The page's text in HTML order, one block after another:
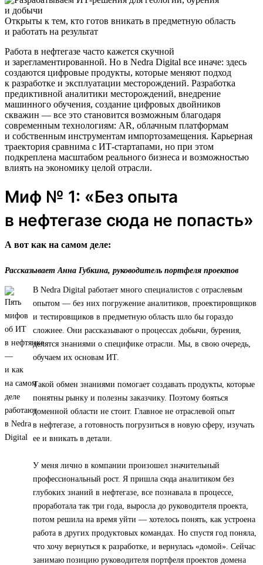
Открыты к тем, кто готов вникать в предметную область
и работать на результат
Работа в нефтегазе часто кажется скучной
и зарегламентированной. Но в Nedra Digital все иначе: здесь
создаются цифровые продукты, которые меняют подход
к разработке и эксплуатации месторождений. Разработка
предиктивной аналитики месторождений, внедрение
машинного обучения, создание цифровых двойников
скважин — все это становится возможным благодаря
современным технологиям: AR, облачным платформам
и собственным инструментам импортозамещения. Карьерная
траектория сравнима с ИТ-стартапами, но при этом
подкреплена масштабом реального бизнеса и возможностью
влиять на экономику целой отрасли.
Миф № 1: «Без опыта
в нефтегазе сюда не попасть»
А вот как на самом деле:
Рассказывает Анна Губкина, руководитель портфеля проектов
В Nedra Digital работает много специалистов с отраслевым
опытом — без них погружение аналитиков, проектировщиков
и тестировщиков в предметную область шло бы гораздо
сложнее. Они рассказывают о процессах добычи, бурения,
делятся знаниями о специфике отрасли. Мы, в свою очередь,
обучаем их основам ИТ.
Такой обмен знаниями помогает создавать продукты, которые
понятны рынку и полезны заказчику. Поэтому бояться
доменной области не стоит. Главное не отраслевой опыт
в нефтегазе, а готовность погрузиться в новую сферу, изучать
ее и вникать в детали.
У меня лично в компании произошел значительный
профессиональный рост. Я пришла сюда аналитиком без
глубоких знаний в нефтегазе, все познавала в процессе,
проработала так три года, выросла до руководителя проекта,
потом решила на время уйти — хотелось понять, как устроена
работа в других продуктовых командах. Но спустя год поняла,
что хочу вернуться к разработке, и вернулась «домой». Сейчас
занимаю позицию руководителя портфеля проектов домена